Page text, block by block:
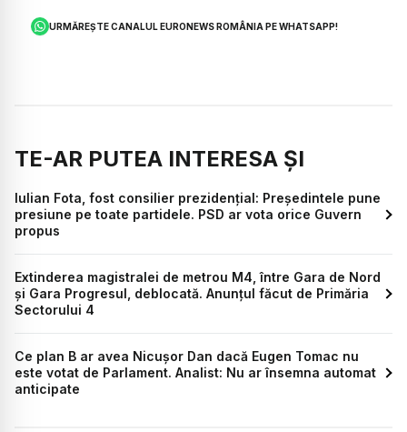
URMĂREȘTE CANALUL EURONEWS ROMÂNIA PE WHATSAPP!
TE-AR PUTEA INTERESA ȘI
Iulian Fota, fost consilier prezidențial: Președintele pune
presiune pe toate partidele. PSD ar vota orice Guvern
propus
Extinderea magistralei de metrou M4, între Gara de Nord
și Gara Progresul, deblocată. Anunțul făcut de Primăria
Sectorului 4
Ce plan B ar avea Nicușor Dan dacă Eugen Tomac nu
este votat de Parlament. Analist: Nu ar însemna automat
anticipate